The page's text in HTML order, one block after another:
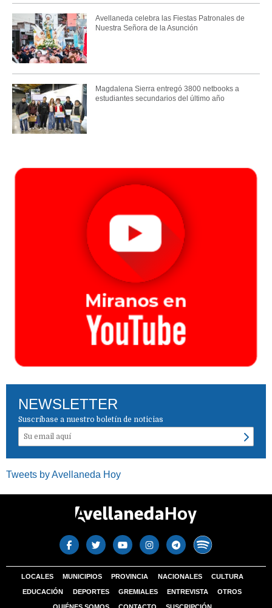
Avellaneda celebra las Fiestas Patronales de
Nuestra Señora de la Asunción
Magdalena Sierra entregó 3800 netbooks a
estudiantes secundarios del último año
NEWSLETTER
Suscríbase a nuestro boletín de noticias
Tweets by Avellaneda Hoy
LOCALES MUNICIPIOS PROVINCIA NACIONALES CULTURA
EDUCACIÓN DEPORTES GREMIALES ENTREVISTA OTROS